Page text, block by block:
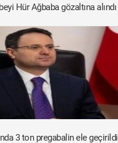
Hür Ağbaba gözaltına alındı
3 ton pregabalin ele geçirildi